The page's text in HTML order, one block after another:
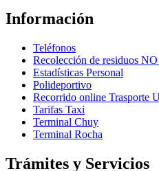
Información
Teléfonos
Recolección de residuos
Estadísticas Personal
Polideportivo
Recorrido online Trasporte
Tarifas Taxi
Terminal Chuy
Terminal Rocha
Trámites y Servicios